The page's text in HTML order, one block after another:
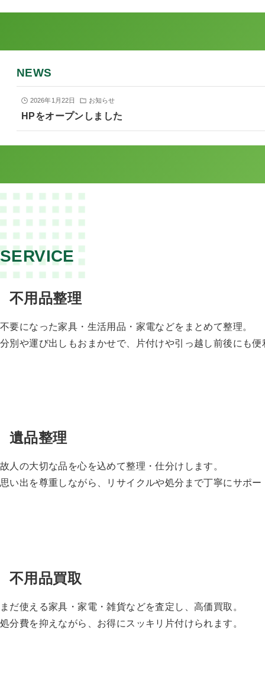
NEWS
2026年1月22日 お知らせ
HPをオープンしました
SERVICE
不用品整理
不要になった家具・生活用品・家電などをまとめて整理。
分別や運び出しもおまかせで、片付けや引っ越し前後にも便
遺品整理
故人の大切な品を心を込めて整理・仕分けします。
思い出を尊重しながら、リサイクルや処分まで丁寧にサポ
不用品買取
まだ使える家具・家電・雑貨などを査定し、高価買取。
処分費を抑えながら、お得にスッキリ片付けられます。